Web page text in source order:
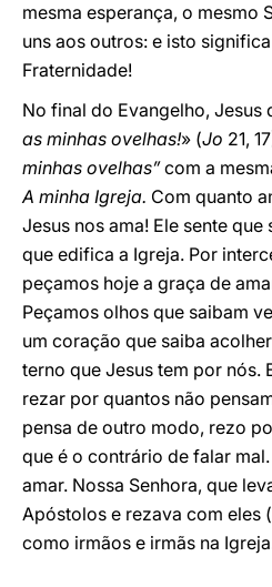
mesma esperança, o mesmo
uns aos outros: e isto
Fraternidade!
No final do Evangelho, Jesus
as minhas ovelhas!» (Jo 21,
minhas ovelhas”com a
A minha Igreja. Com quanto
Jesus nos ama! Ele sente
que edifica a Igreja. Por
peçamos hoje a graça de
Peçamos olhos que saibam
um coração que saiba
terno que Jesus tem por nós.
rezar por quantos não
pensa de outro modo, rezo
que é o contrário de falar
amar. Nossa Senhora, que
Apóstolos e rezava com eles
como irmãos e irmãs na